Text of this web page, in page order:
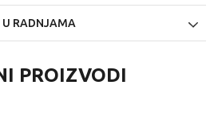
U RADNJAMA
PROIZVODI